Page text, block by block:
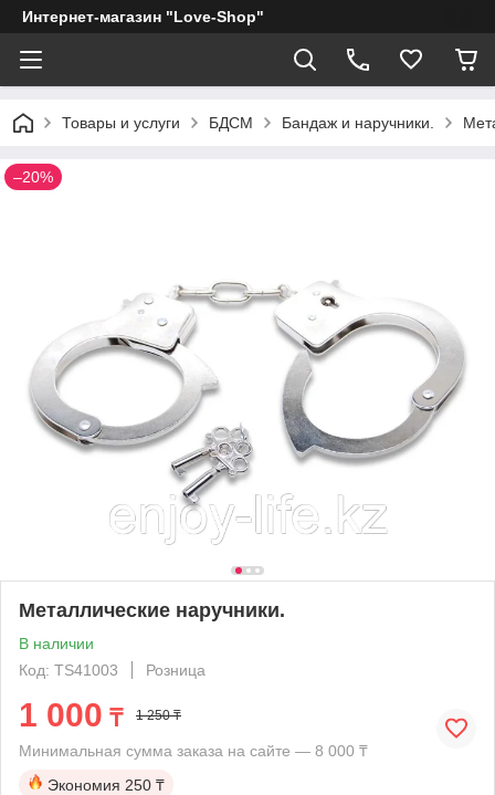
Интернет-магазин "Love-Shop"
Товары и услуги БДСМ Бандаж и наручники.
–20%
Металлические наручники.
В наличии
Код: TS41003
Розница
1 000 ₸ 1 250 ₸
Минимальная сумма заказа на сайте — 8 000 ₸
Экономия 250 ₸